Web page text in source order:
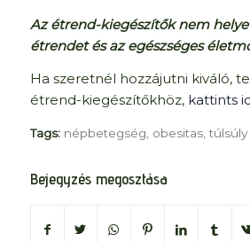
Az étrend-kiegészítők nem
étrendet és az egészséges
Ha szeretnél hozzájutni kiváló,
étrend-kiegészítőkhöz, kattints
Tags: népbetegség obesitas,túlsúly
Bejegyzés megosztása